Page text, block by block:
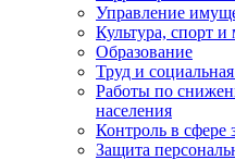
Управление
Культура, спорт
Образование
Труд и
Работы по
населения
Контроль в сфере
Защита